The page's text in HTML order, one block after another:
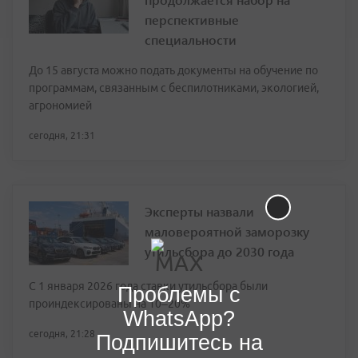
перспективные
специальности
До 15 августа можно подать документы на обучение по
программам, связанным с беспилотниками, экологией,
агрономией
сегодня, 21:31
Эксперты назвали
маловероятной заморозку
утильсбора до 2030 года
С 1 января 2026 года ставки утильсбора были
проиндексированы на 10–20%
сегодня, 21:28
Проблемы с
WhatsApp?
Подпишитесь на